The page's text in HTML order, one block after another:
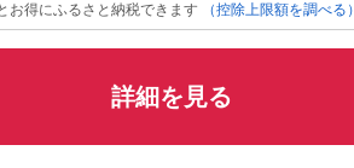
得にふるさと納税できます
（控除上限額を調べる）
詳細を見る